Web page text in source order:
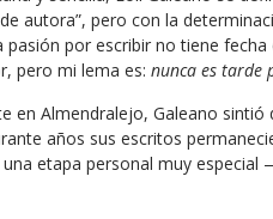
autora”, pero con la
pasión por escribir no tiene
pero mi lema es: nunca es tarde
en Almendralejo, Galeano
años sus escritos
etapa personal muy